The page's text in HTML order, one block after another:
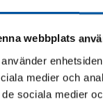
webbplats
medier och
de sociala medier